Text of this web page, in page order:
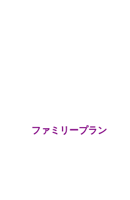
ファミリープラン